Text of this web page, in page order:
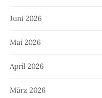
Juni 2026
Mai 2026
April 2026
März 2026